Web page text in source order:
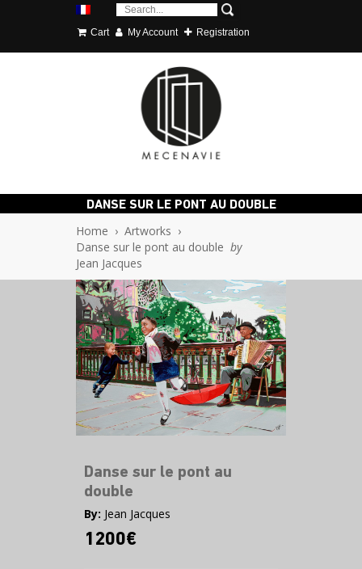
Cart My Account Registration
DANSE SUR LE PONT AU DOUBLE
Home › Artworks ›
Danse sur le pont au double by
Jean Jacques
Danse sur le pont au
double
By: Jean Jacques
1200€